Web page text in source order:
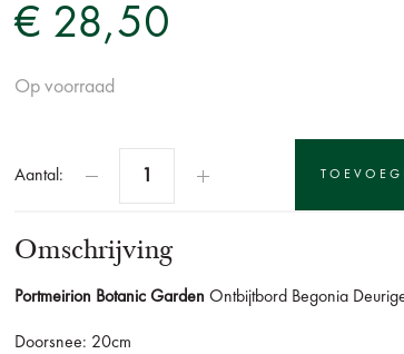
€ 28,50
Op voorraad
Aantal:
Omschrijving
Portmeirion Botanic Garden Ontbijtbord Begonia
Doorsnee: 20cm